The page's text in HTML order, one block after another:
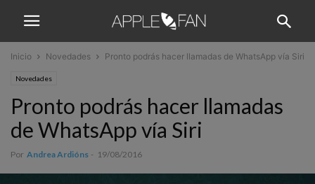
Inicio Novedades Pronto podrás hacer llamadas de WhatsApp vía Siri
Novedades
Pronto podrás hacer llamadas
de WhatsApp vía Siri
Por Andrea Ardións - 19/08/2016